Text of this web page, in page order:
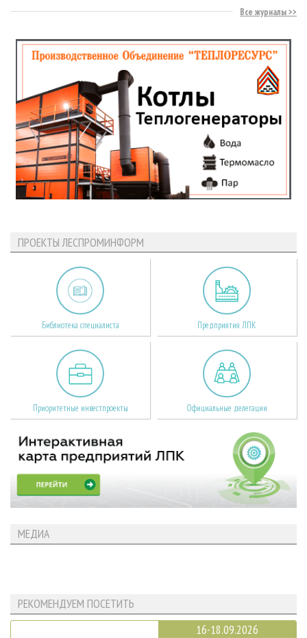
Все журналы
ПРОЕКТЫ ЛЕСПРОМИНФОРМ
Библиотека специалиста Предприятия ЛПК
Приоритетные инвестпроекты Официальные делегации
МЕДИА
РЕКОМЕНДУЕМ ПОСЕТИТЬ
16-18.09.2026